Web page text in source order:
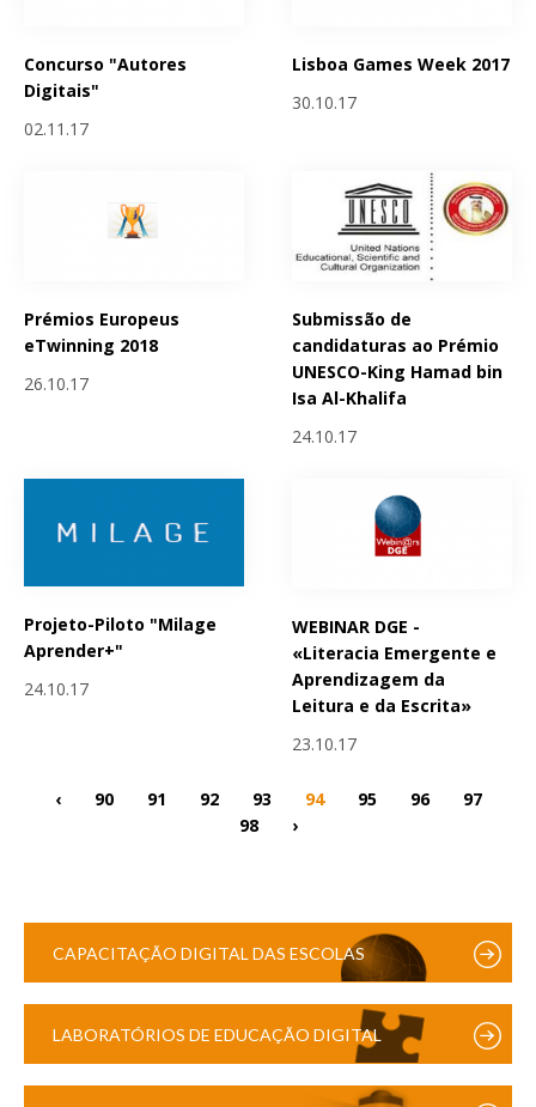
Concurso "Autores
Digitais"
02.11.17
Lisboa Games Week 2017
30.10.17
Prémios Europeus
eTwinning 2018
26.10.17
Submissão de
candidaturas ao Prémio
UNESCO-King Hamad bin
Isa Al-Khalifa
24.10.17
Projeto-Piloto "Milage
Aprender+"
24.10.17
WEBINAR DGE -
«Literacia Emergente e
Aprendizagem da
Leitura e da Escrita»
23.10.17
‹ 90 91 92 93 94 95 96
97
98
›
CAPACITAÇÃO DIGITAL DAS ESCOLAS
LABORATÓRIOS DE EDUCAÇÃO DIGITAL